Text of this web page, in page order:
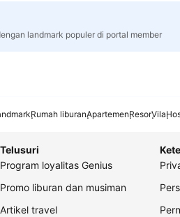
landmark populer di portal member
Rumah liburanApartemenResorVila
Telusuri
Program loyalitas Genius
Promo liburan dan musiman
Artikel travel